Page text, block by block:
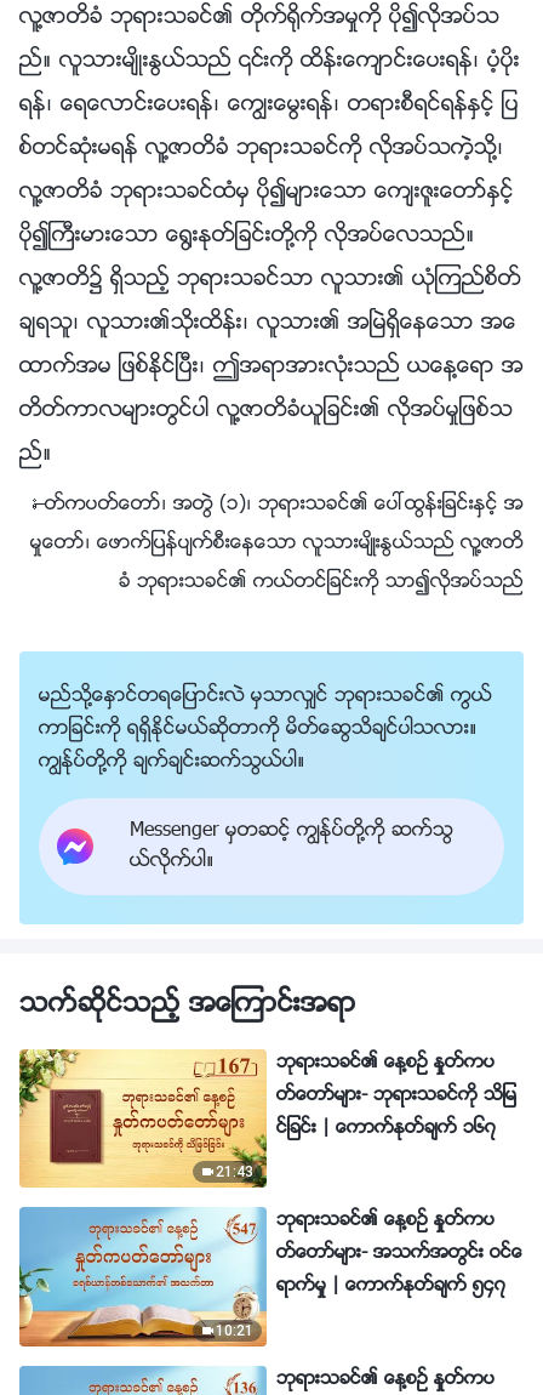
လူ႔ဇာတိခံ ဘုရားသခင္၏ တိုက္႐ိုက္အမႈကို ပို၍လိုအပ္သ
ည္။ လူသားမ်ိဳးႏြယ္သည္ ၎ကို ထိန္းေက်ာင္းေပးရန္၊ ပံ့ပိုး
ရန္၊ ေရေလာင္းေပးရန္၊ ေကြၽးေမြးရန္၊ တရားစီရင္ရန္ႏွင့္ ျပ
စ္တင္ဆုံးမရန္ လူ႔ဇာတိခံ ဘုရားသခင္ကို လိုအပ္သကဲ့သို႔၊
လူ႔ဇာတိခံ ဘုရားသခင္ထံမွ ပို၍မ်ားေသာ ေက်းဇူးေတာ္ႏွင့္
ပို၍ႀကီးမားေသာ ေ႐ြးႏုတ္ျခင္းတို႔ကို လိုအပ္ေလသည္။
လူ႔ဇာတိ၌ ရွိသည့္ ဘုရားသခင္သာ လူသား၏ ယုံၾကည္စိတ္
ခ်ရသူ၊ လူသား၏သိုးထိန္း၊ လူသား၏ အၿမဲရွိေနေသာ အေ
ထာက္အမ ျဖစ္ႏိုင္ၿပီး၊ ဤအရာအားလုံးသည္ ယေန႔ေရာ အ
တိတ္ကာလမ်ားတြင္ပါ လူ႔ဇာတိခံယူျခင္း၏ လိုအပ္မႈျဖစ္သ
ည္။
—ႏႈတ္ကပတ္ေတာ္၊ အတြဲ (၁)၊ ဘုရားသခင္၏ ေပၚထြန္းျခင္းႏွင့္ အ
မႈေတာ္၊ ေဖာက္ျပန္ပ်က္စီးေနေသာ လူသားမ်ိဳးႏြယ္သည္ လူ႔ဇာတိ
ခံ ဘုရားသခင္၏ ကယ္တင္ျခင္းကို သာ၍လိုအပ္သည္
မည္သို႔ေႏွာင္တရေျပာင္းလဲ မွသာလွ်င္ ဘုရားသခင္၏ ကြယ္
ကာျခင္းကို ရရွိႏိုင္မယ္ဆိုတာကို မိတ္ေဆြသိခ်င္ပါသလား။
ကြၽန္ုပ္တို႔ကို ခ်က္ခ်င္းဆက္သြယ္ပါ။
Messenger မွတဆင့္ ကြၽန္ုပ္တို႔ကို ဆက္သြ
ယ္လိုက္ပါ။
သက္ဆိုင္သည့္ အေၾကာင္းအရာ
21:43
ဘုရားသခင္၏ ေန႔စဥ္ ႏႈတ္ကပ
တ္ေတာ္မ်ား- ဘုရားသခင္ကို သိျမ
င္ျခင္း | ေကာက္ႏုတ္ခ်က္ ၁၆၇
10:21
ဘုရားသခင္၏ ေန႔စဥ္ ႏႈတ္ကပ
တ္ေတာ္မ်ား- အသက္အတြင္း ဝင္ေ
ရာက္မႈ | ေကာက္ႏုတ္ခ်က္ ၅၄၇
ဘုရားသခင္၏ ေန႔စဥ္ ႏႈတ္ကပ